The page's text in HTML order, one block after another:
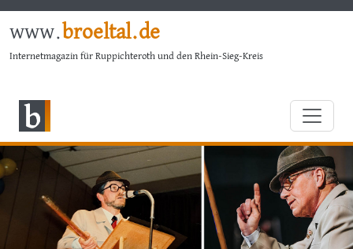
www.broeltal.de
Internetmagazin für Ruppichteroth und den Rhein-Sieg-Kreis